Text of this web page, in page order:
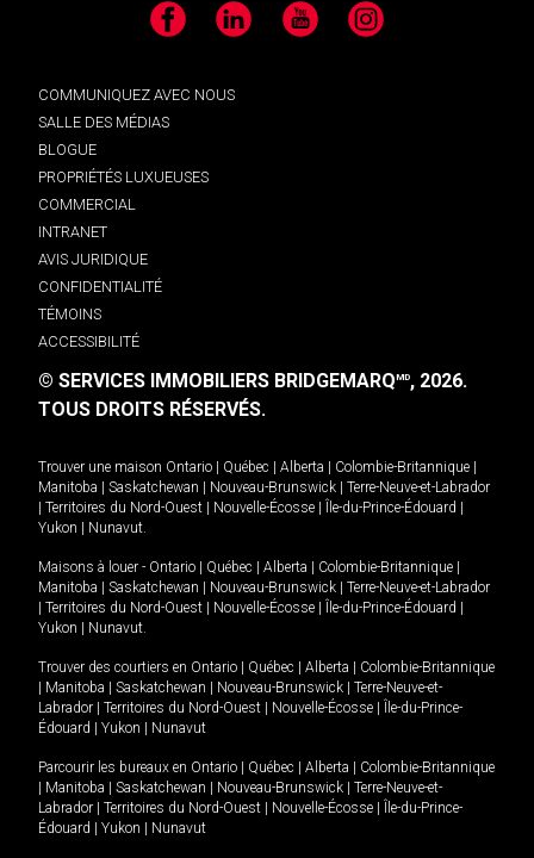
Facebook LinkedIn YouTube Instagram
COMMUNIQUEZ AVEC NOUS
SALLE DES MÉDIAS
BLOGUE
PROPRIÉTÉS LUXUEUSES
COMMERCIAL
INTRANET
AVIS JURIDIQUE
CONFIDENTIALITÉ
TÉMOINS
ACCESSIBILITÉ
© SERVICES IMMOBILIERS BRIDGEMARQMD, 2026.
TOUS DROITS RÉSERVÉS.
Trouver une maison Ontario Québec Alberta Colombie-Britannique
Manitoba
Saskatchewan Nouveau-Brunswick
Terre-Neuve-et-Labrador
Territoires du Nord-Ouest Nouvelle-Écosse Île-du-Prince-Édouard
Yukon
Nunavut.
Maisons à louer - Ontario Québec Alberta Colombie-Britannique
Manitoba
Saskatchewan Nouveau-Brunswick
Terre-Neuve-et-Labrador
Territoires du Nord-Ouest Nouvelle-Écosse Île-du-Prince-Édouard
Yukon
Nunavut.
Trouver des courtiers en Ontario Québec Alberta
Colombie-Britannique
Manitoba Saskatchewan Nouveau-Brunswick
Terre-Neuve-et-
Labrador
Territoires du Nord-Ouest Nouvelle-Écosse
Île-du-Prince-
Édouard
Yukon Nunavut
Parcourir les bureaux en Ontario Québec Alberta
Colombie-Britannique
Manitoba Saskatchewan Nouveau-Brunswick
Terre-Neuve-et-
Labrador
Territoires du Nord-Ouest Nouvelle-Écosse
Île-du-Prince-
Édouard
Yukon Nunavut